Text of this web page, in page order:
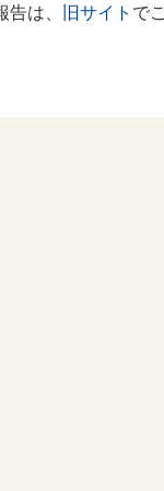
は、 旧サイト で